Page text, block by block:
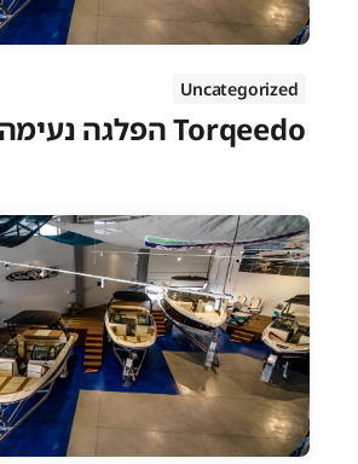
Uncategorized
הפלגה נעימה עם Torqeedo